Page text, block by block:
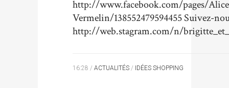
http://www.facebook.com/pages/
Vermelin/138552479594455 Suivez-
http://web.stagram.com/n/
16:28 / ACTUALITÉS / IDÉES SHOPPING